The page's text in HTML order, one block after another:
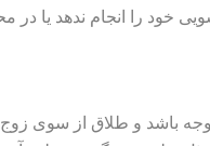
خود را انجام ندهد یا
باشد و طلاق از سوی زوج